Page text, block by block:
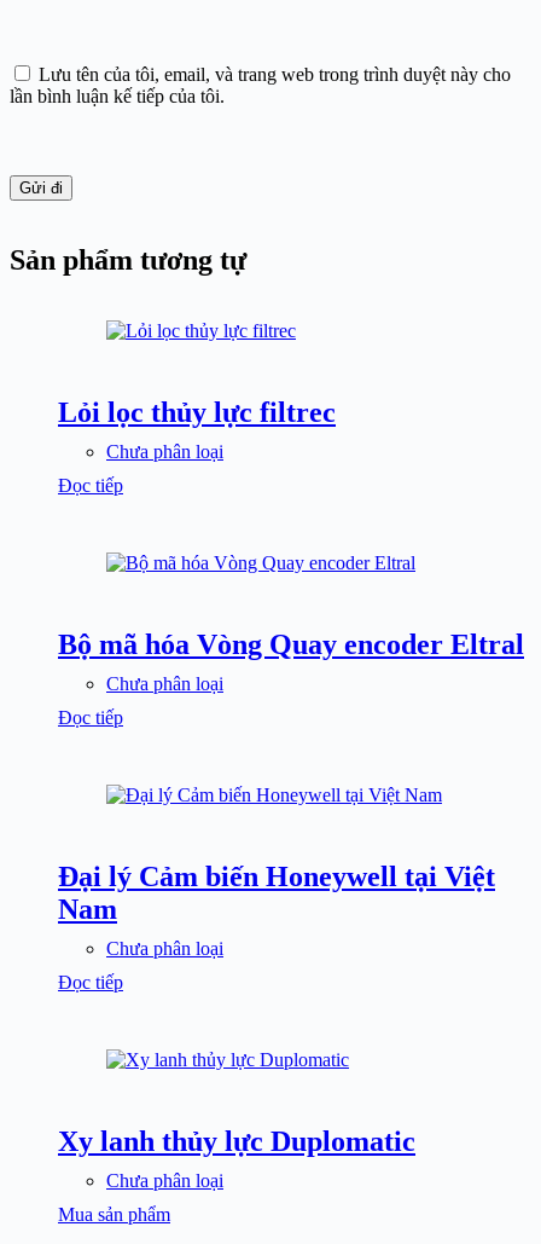
Lưu tên của tôi, email, và trang web trong trình duyệt này cho
lần bình luận kế tiếp của tôi.
Gửi đi
Sản phẩm tương tự
Lỏi lọc thủy lực filtrec
Chưa phân loại
Đọc tiếp
Bộ mã hóa Vòng Quay encoder Eltral
Chưa phân loại
Đọc tiếp
Đại lý Cảm biến Honeywell tại Việt
Nam
Chưa phân loại
Đọc tiếp
Xy lanh thủy lực Duplomatic
Chưa phân loại
Mua sản phẩm